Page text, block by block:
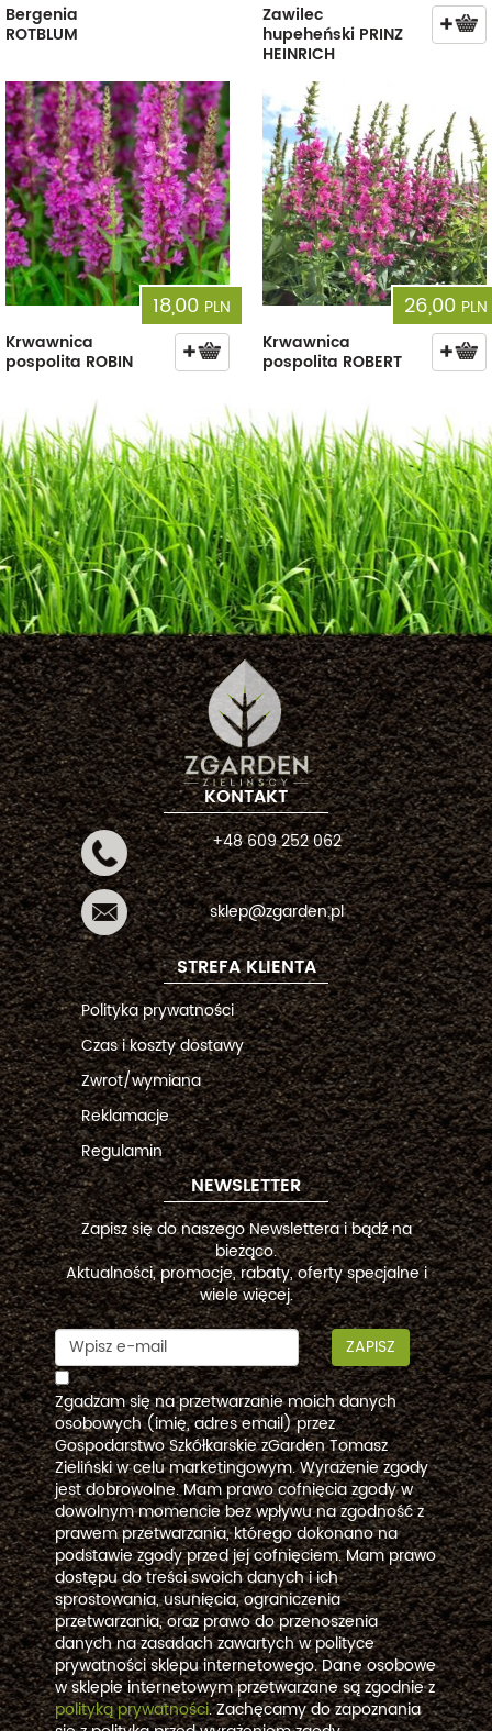
Bergenia
ROTBLUM
Zawilec
hupeheński PRINZ
HEINRICH
18,00 PLN
Krwawnica
pospolita ROBIN
26,00 PLN
Krwawnica
pospolita ROBERT
KONTAKT
+48 609 252 062
sklep@zgarden.pl
STREFA KLIENTA
Polityka prywatności
Czas i koszty dostawy
Zwrot/wymiana
Reklamacje
Regulamin
NEWSLETTER
Zapisz się do naszego Newslettera i bądź na
bieżąco.
Aktualności, promocje, rabaty, oferty specjalne i
wiele więcej.
ZAPISZ
Zgadzam się na przetwarzanie moich danych
osobowych (imię, adres email) przez
Gospodarstwo Szkółkarskie zGarden Tomasz
Zieliński w celu marketingowym. Wyrażenie zgody
jest dobrowolne. Mam prawo cofnięcia zgody w
dowolnym momencie bez wpływu na zgodność z
prawem przetwarzania, którego dokonano na
podstawie zgody przed jej cofnięciem. Mam prawo
dostępu do treści swoich danych i ich
sprostowania, usunięcia, ograniczenia
przetwarzania, oraz prawo do przenoszenia
danych na zasadach zawartych w polityce
prywatności sklepu internetowego. Dane osobowe
w sklepie internetowym przetwarzane są zgodnie z
polityką prywatności. Zachęcamy do zapoznania